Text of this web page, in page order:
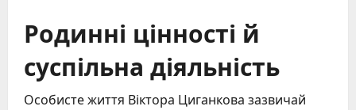
Родинні цінності й
суспільна діяльність
Особисте життя Віктора Циганкова зазвичай